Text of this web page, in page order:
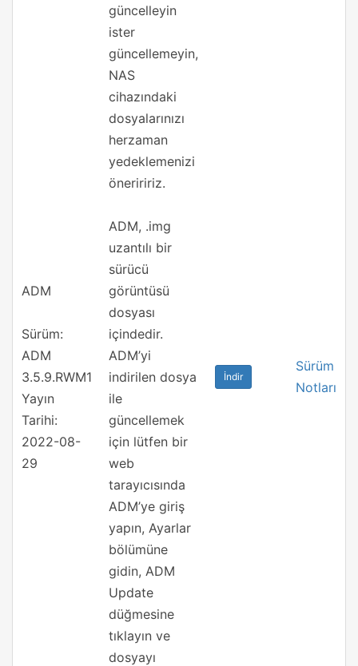
ADM
Sürüm:
ADM
3.5.9.RWM1
Yayın
Tarihi:
2022-08-
29
güncelleyin
ister
güncellemeyin,
NAS
cihazındaki
dosyalarınızı
herzaman
yedeklemenizi
öneriririz.
ADM, .img
uzantılı bir
sürücü
görüntüsü
dosyası
içindedir.
ADM’yi
indirilen dosya
ile
güncellemek
için lütfen bir
web
tarayıcısında
ADM’ye giriş
yapın, Ayarlar
bölümüne
gidin, ADM
Update
düğmesine
tıklayın ve
dosyayı
İndir
Sürüm
Notları